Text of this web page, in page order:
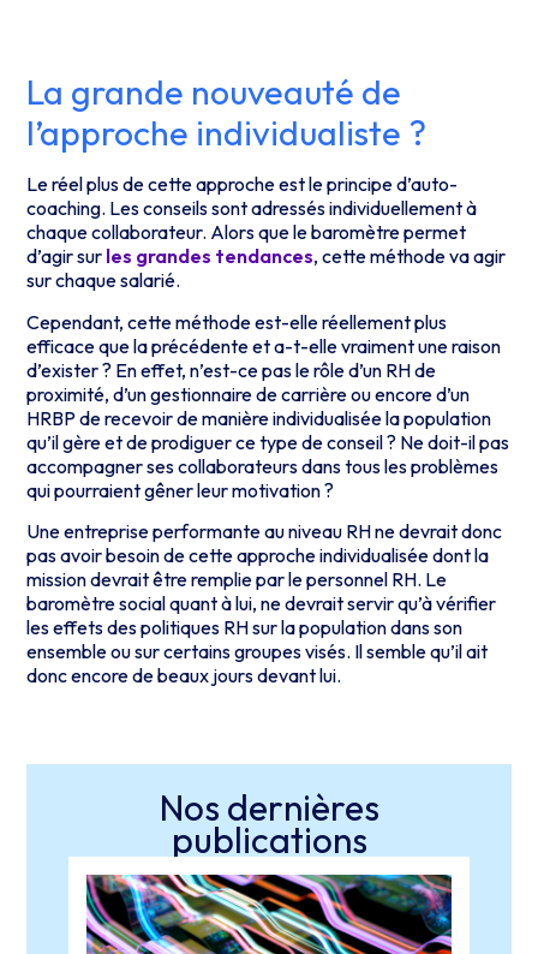
La grande nouveauté de
l’approche individualiste ?
Le réel plus de cette approche est le principe d’auto-
coaching. Les conseils sont adressés individuellement à
chaque collaborateur. Alors que le baromètre permet
d’agir sur les grandes tendances, cette méthode va agir
sur chaque salarié.
Cependant, cette méthode est-elle réellement plus
efficace que la précédente et a-t-elle vraiment une raison
d’exister ? En effet, n’est-ce pas le rôle d’un RH de
proximité, d’un gestionnaire de carrière ou encore d’un
HRBP de recevoir de manière individualisée la population
qu’il gère et de prodiguer ce type de conseil ? Ne doit-il pas
accompagner ses collaborateurs dans tous les problèmes
qui pourraient gêner leur motivation ?
Une entreprise performante au niveau RH ne devrait donc
pas avoir besoin de cette approche individualisée dont la
mission devrait être remplie par le personnel RH. Le
baromètre social quant à lui, ne devrait servir qu’à vérifier
les effets des politiques RH sur la population dans son
ensemble ou sur certains groupes visés. Il semble qu’il ait
donc encore de beaux jours devant lui.
Nos dernières
publications